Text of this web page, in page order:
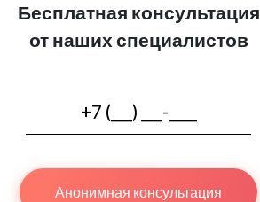
Бесплатная консультация
от наших специалистов
Анонимная консультация